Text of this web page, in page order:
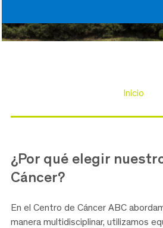
Inicio
¿Por qué elegir
Cáncer?
En el Centro de Cáncer ABC
manera multidisciplinar, utilizamos